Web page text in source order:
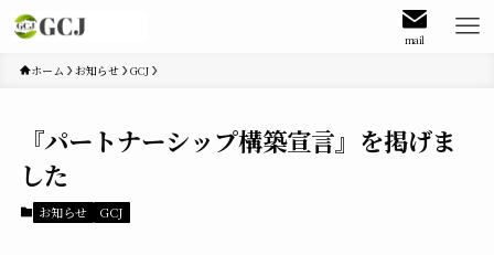
mail
ホーム お知らせ GCJ
『パートナーシップ構築宣言』を掲げま
した
お知らせ GCJ